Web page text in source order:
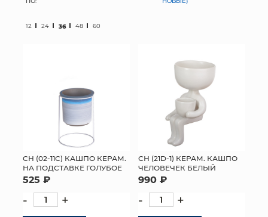
ИСКУССТВЕННЫЕ ЦВЕТЫ
ТОРГОВЫЙ ЦЕНТР
ОПТОВЫМ КЛИЕНТАМ
12 24 36 48 60
СН (02-11C) КАШПО КЕРАМ.
НА ПОДСТАВКЕ ГОЛУБОЕ
525 ₽
- +
СН (21D-1) КЕРАМ. КАШПО
ЧЕЛОВЕЧЕК БЕЛЫЙ
990 ₽
- +